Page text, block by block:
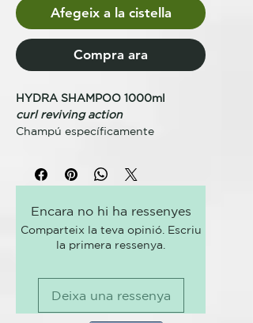
Afegeix a la cistella
Compra ara
HYDRA SHAMPOO 1000ml
curl reviving action
Champú específicamente
regenerador. Su fórmula sin
elimina todas las impurezas,
regulando la producción de sebo
y garantizando el equilibrio
cabelludo. Deja el cabello sano,
suave y fácil de desenredar.
Encara no hi ha ressenyes
Comparteix la teva opinió. Escriu
la primera ressenya.
Deixa una ressenya